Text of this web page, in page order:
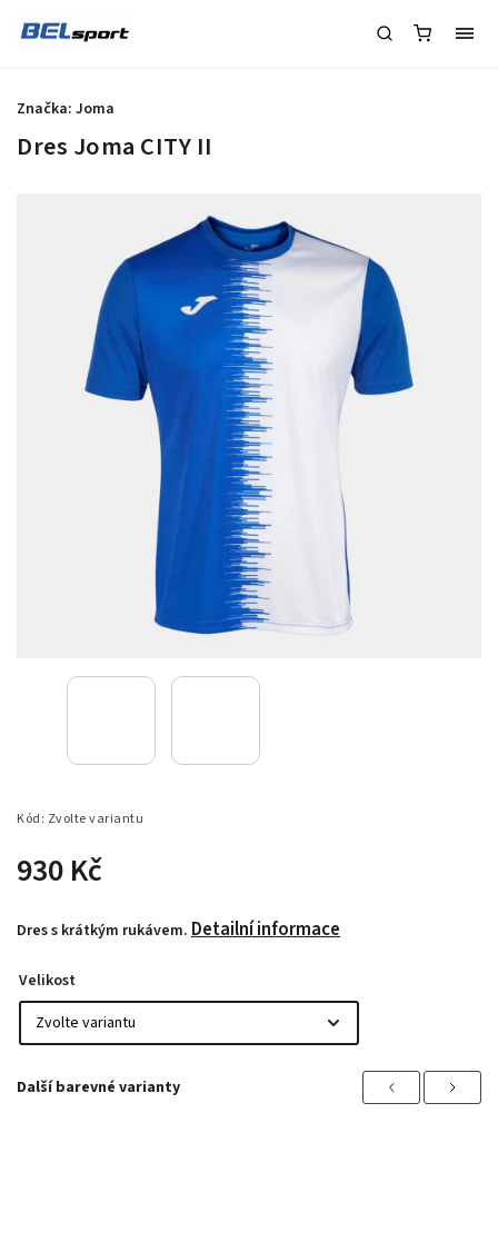
Dres Joma CITY II
Kód: Zvolte variantu
930 Kč
Dres s krátkým rukávem. Detailní informace
Značka: Joma
Velikost
Previous Next